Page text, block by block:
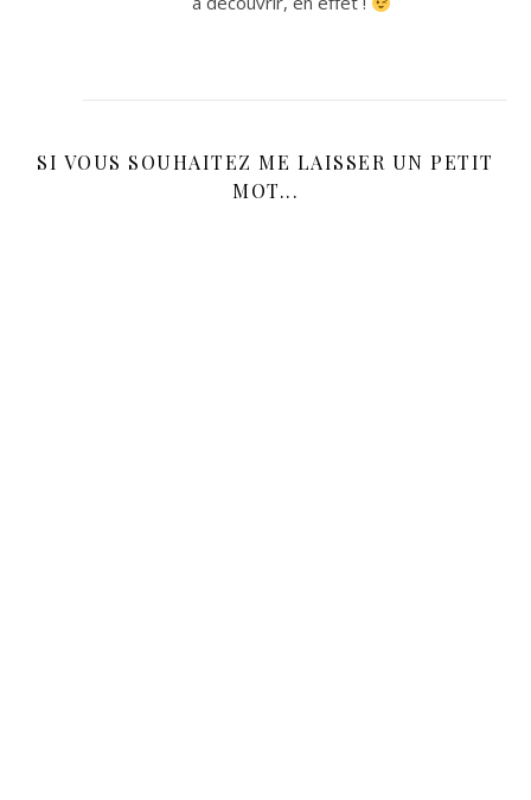
SI VOUS SOUHAITEZ ME LAISSER UN PETIT
MOT...